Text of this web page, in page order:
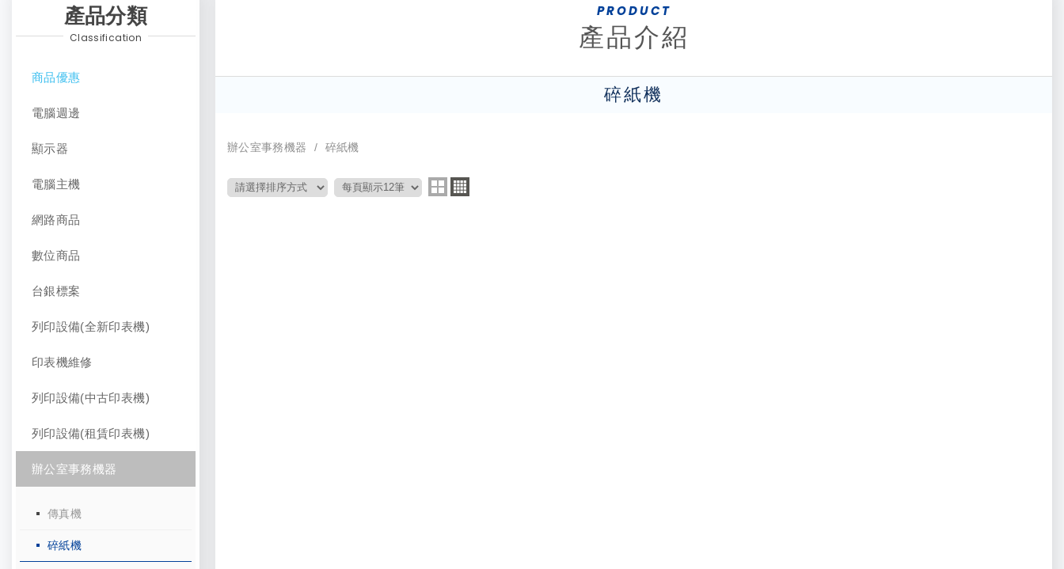
產品分類
Classification
商品優惠
電腦週邊
顯示器
電腦主機
網路商品
數位商品
台銀標案
列印設備(全新印表機)
印表機維修
列印設備(中古印表機)
列印設備(租賃印表機)
辦公室事務機器
傳真機
碎紙機
PRODUCT
產品介紹
碎紙機
辦公室事務機器 碎紙機